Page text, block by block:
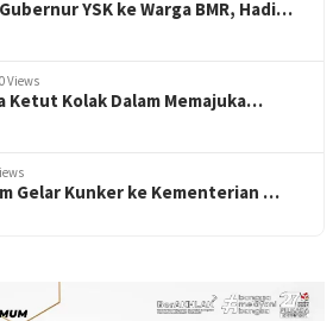
YSK ke Warga BMR, Hadi…
Views
Ketut Kolak Dalam Memajuka…
Gelar Kunker ke Kementerian …